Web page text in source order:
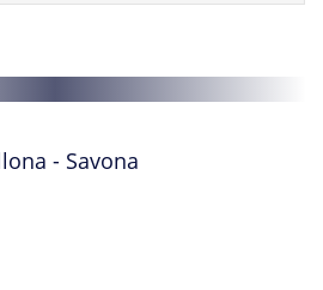
- Savona